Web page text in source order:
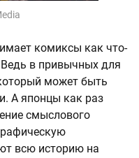
комиксы как что-
в привычных для
может быть
А японцы как раз
смыслового
всю историю на